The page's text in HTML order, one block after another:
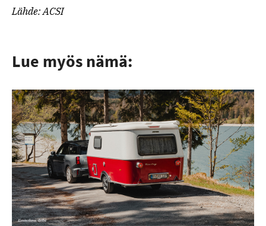
Lähde: ACSI
Lue myös nämä: